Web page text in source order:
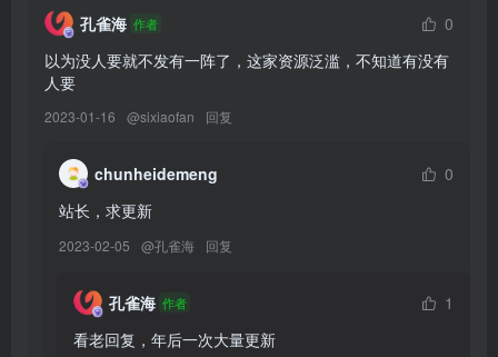
[YITUYU艺图语]2026.01.31 冬日老街 田七喜[41P／356MB]
[YITUYU艺图语]2026.01.31 傲骨寒梅[15P／30MB]
[YITUYU艺图语]2026.01.31 俏约新年 冷酷王爷[11P／49MB]
[YITUYU艺图语]2026.01.30 樱花树下 丹丹[18P／264MB]
[YITUYU艺图语]2026.01.30 是妙妙！ 蔸小黄鸡[9P／78MB]
[YITUYU艺图语]2026.01.30 星月落 Wei倾心[9P／35MB]
[YITUYU艺图语]2026.01.30 妹妹说紫色很有韵味 小叶[13P／111MB]
[YITUYU艺图语]2026.01.30 大河汤汤 超级无敌紫茄子[38P／130MB]
[YITUYU艺图语]2026.01.30 圣诞心愿 冷酷王爷[9P／68MB]
[YITUYU艺图语]2026.01.29 游乐园快乐日 橙子[20P／55MB]
孔雀海 作者
0
以为没人要就不发有一阵了，这家资源泛滥，不知道有没有
人要
2023-01-16 @sixiaofan 回复
chunheidemeng
0
站长，求更新
2023-02-05 @孔雀海 回复
孔雀海 作者
1
看老回复，年后一次大量更新